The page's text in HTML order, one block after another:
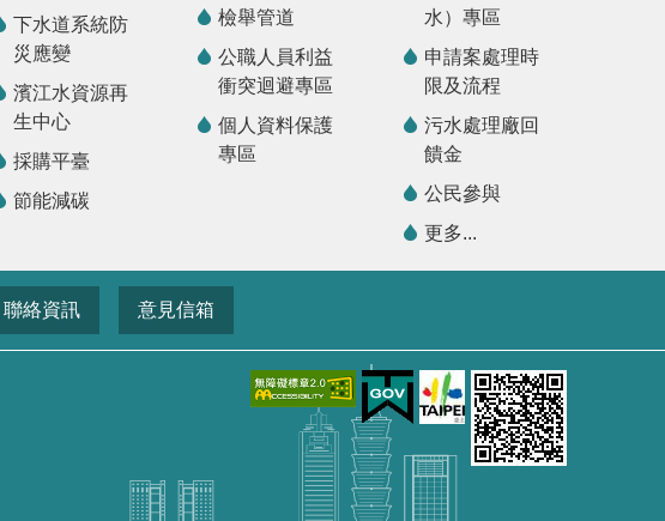
下水道系統防
災應變
濱江水資源再
生中心
採購平臺
節能減碳
檢舉管道
公職人員利益
衝突迴避專區
個人資料保護
專區
水）專區
申請案處理時
限及流程
污水處理廠回
饋金
公民參與
更多...
聯絡資訊 意見信箱